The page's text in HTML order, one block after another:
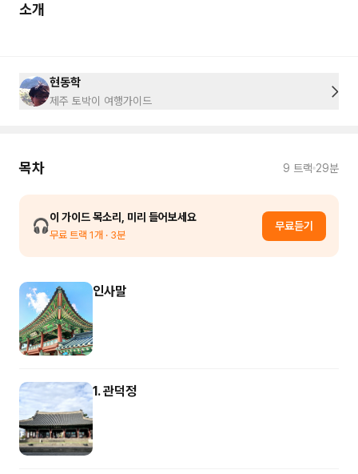
소개
현동학
제주 토박이 여행가이드
목차 9 트랙 29분
🎧이 가이드 목소리, 미리 들어보세요
무료 트랙 1개 · 3분
무료듣기
인사말
1. 관덕정